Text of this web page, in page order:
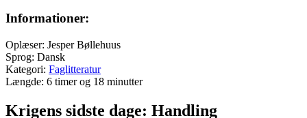
Informationer:
Oplæser: Jesper Bøllehuus
Sprog: Dansk
Kategori: Faglitteratur
Længde: 6 timer og 18 minutter
Krigens sidste dage: Handling